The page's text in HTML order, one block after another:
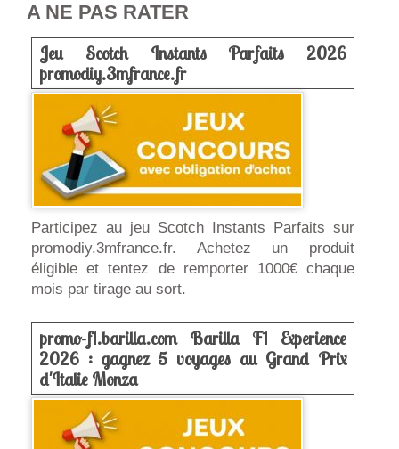
A NE PAS RATER
Jeu Scotch Instants Parfaits 2026
promodiy.3mfrance.fr
Participez au jeu Scotch Instants Parfaits sur
promodiy.3mfrance.fr. Achetez un produit
éligible et tentez de remporter 1000€ chaque
mois par tirage au sort.
promo-f1.barilla.com Barilla F1 Experience
2026 : gagnez 5 voyages au Grand Prix
d'Italie Monza